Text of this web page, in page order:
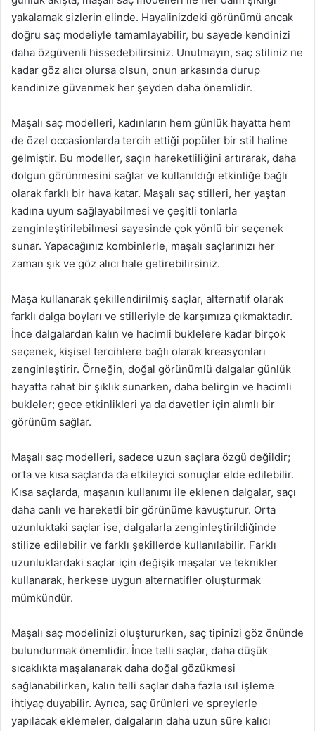
yakalamak sizlerin elinde. Hayalinizdeki görünümü ancak
doğru saç modeliyle tamamlayabilir, bu sayede kendinizi
daha özgüvenli hissedebilirsiniz. Unutmayın, saç stiliniz ne
kadar göz alıcı olursa olsun, onun arkasında durup
kendinize güvenmek her şeyden daha önemlidir.
Maşalı saç modelleri, kadınların hem günlük hayatta hem
de özel occasionlarda tercih ettiği popüler bir stil haline
gelmiştir. Bu modeller, saçın hareketliliğini artırarak, daha
dolgun görünmesini sağlar ve kullanıldığı etkinliğe bağlı
olarak farklı bir hava katar. Maşalı saç stilleri, her yaştan
kadına uyum sağlayabilmesi ve çeşitli tonlarla
zenginleştirilebilmesi sayesinde çok yönlü bir seçenek
sunar. Yapacağınız kombinlerle, maşalı saçlarınızı her
zaman şık ve göz alıcı hale getirebilirsiniz.
Maşa kullanarak şekillendirilmiş saçlar, alternatif olarak
farklı dalga boyları ve stilleriyle de karşımıza çıkmaktadır.
İnce dalgalardan kalın ve hacimli buklelere kadar birçok
seçenek, kişisel tercihlere bağlı olarak kreasyonları
zenginleştirir. Örneğin, doğal görünümlü dalgalar günlük
hayatta rahat bir şıklık sunarken, daha belirgin ve hacimli
bukleler; gece etkinlikleri ya da davetler için alımlı bir
görünüm sağlar.
Maşalı saç modelleri, sadece uzun saçlara özgü değildir;
orta ve kısa saçlarda da etkileyici sonuçlar elde edilebilir.
Kısa saçlarda, maşanın kullanımı ile eklenen dalgalar, saçı
daha canlı ve hareketli bir görünüme kavuşturur. Orta
uzunluktaki saçlar ise, dalgalarla zenginleştirildiğinde
stilize edilebilir ve farklı şekillerde kullanılabilir. Farklı
uzunluklardaki saçlar için değişik maşalar ve teknikler
kullanarak, herkese uygun alternatifler oluşturmak
mümkündür.
Maşalı saç modelinizi oluştururken, saç tipinizi göz önünde
bulundurmak önemlidir. İnce telli saçlar, daha düşük
sıcaklıkta maşalanarak daha doğal gözükmesi
sağlanabilirken, kalın telli saçlar daha fazla ısıl işleme
ihtiyaç duyabilir. Ayrıca, saç ürünleri ve spreylerle
yapılacak eklemeler, dalgaların daha uzun süre kalıcı